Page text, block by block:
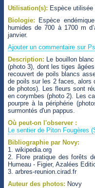
Utilisation(s): Espèce utilisée
Biologie: Espèce
humides de 700 à 1700 m
janvier.
Ajouter un commentaire sur
Description: Le bouillon
(photo 3), dont les tiges
recouvert de poils blancs
de poils sur les 2 faces, alors
de photos). Les fleurs sont
en corymbes (photo 2). Les
pourpre à la périphérie
surmontés d'un pappus.
Où peut-on l'observer :
Le sentier de Piton Fougères
Bibliographie par Novy:
1. wikipedia.org
2. Flore pratique des forêts
Humeau - Figier, Azalées
3. arbres-reunion.cirad.fr
Auteur des photos: Novy